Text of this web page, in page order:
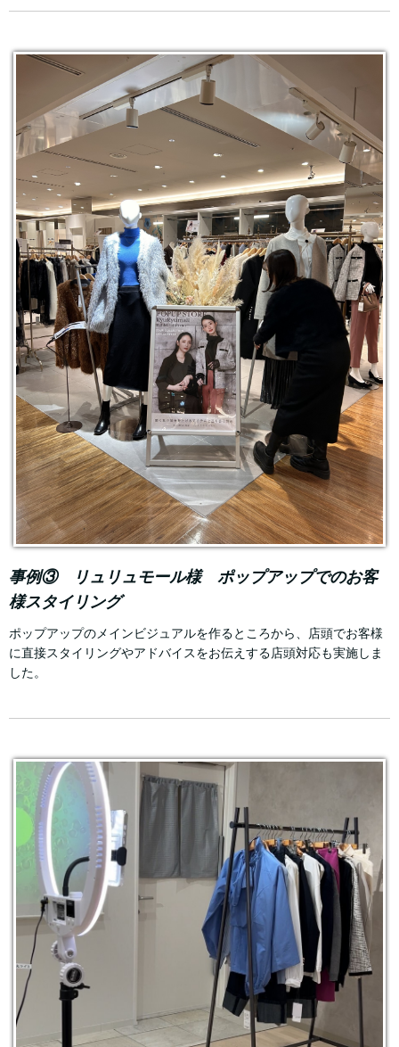
事例③ リュリュモール様 ポップアップでのお客
様スタイリング
ポップアップのメインビジュアルを作るところから、店頭でお客様
に直接スタイリングやアドバイスをお伝えする店頭対応も実施しま
した。